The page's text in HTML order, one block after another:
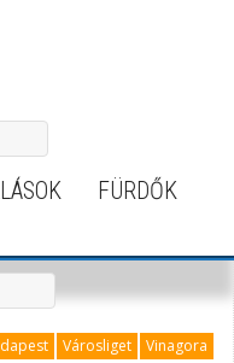
FÜRDŐK
Városliget
Vinagora